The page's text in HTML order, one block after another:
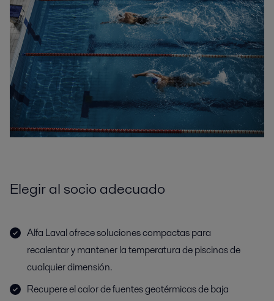
Elegir al socio adecuado
Alfa Laval ofrece soluciones compactas para
recalentar y mantener la temperatura de piscinas de
cualquier dimensión.
Recupere el calor de fuentes geotérmicas de baja